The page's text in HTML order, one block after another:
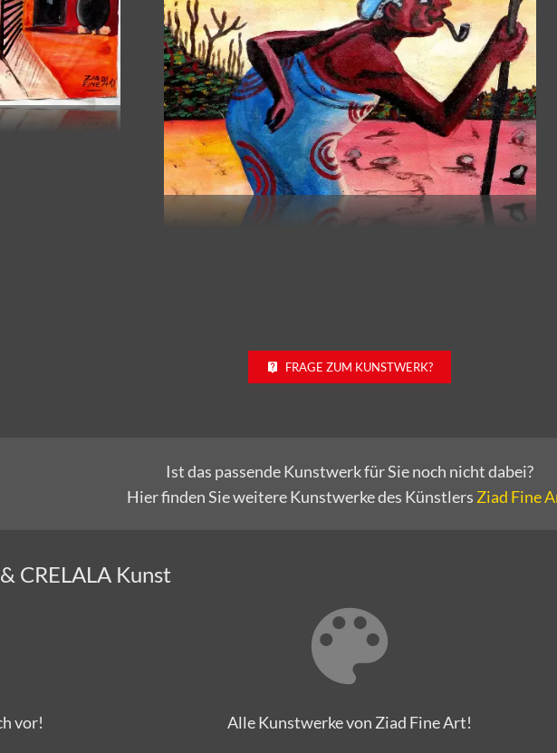
FRAGE ZUM KUNSTWERK?
Ist das passende Kunstwerk für Sie noch nicht dabei?
Hier finden Sie weitere Kunstwerke des Künstlers Ziad Fine
CRELALA Kunst
vor! Alle Kunstwerke von Ziad Fine Art!